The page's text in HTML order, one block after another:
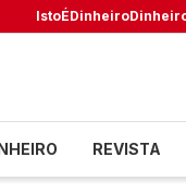
IstoÉDinheiro
REVISTA